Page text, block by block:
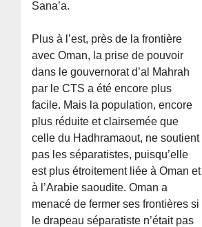
Sana’a.
Plus à l’est, près de la frontière
avec Oman, la prise de pouvoir
dans le gouvernorat d’al Mahrah
par le CTS a été encore plus
facile. Mais la population, encore
plus réduite et clairsemée que
celle du Hadhramaout, ne soutient
pas les séparatistes, puisqu’elle
est plus étroitement liée à Oman et
à l’Arabie saoudite. Oman a
menacé de fermer ses frontières si
le drapeau séparatiste n’était pas